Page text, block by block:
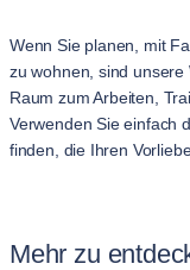
Wenn Sie planen, mit
zu wohnen, sind
Raum zum Arbeiten,
Verwenden Sie einfach
finden, die Ihren
Mehr zu